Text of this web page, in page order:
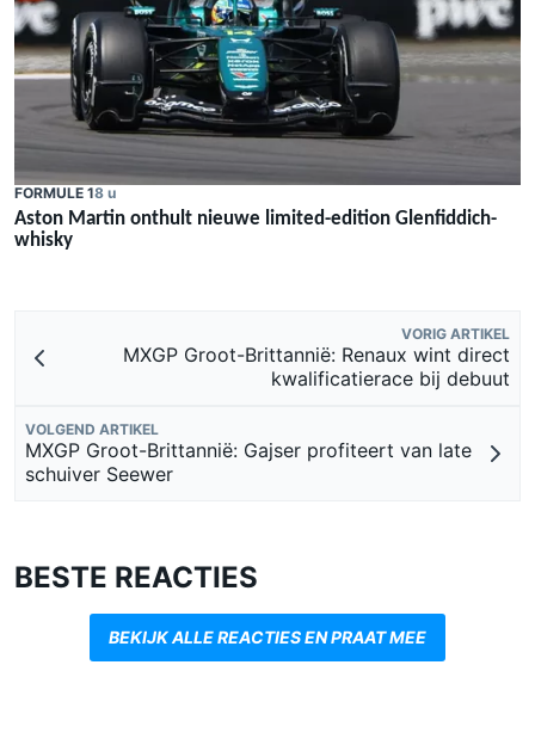
FORMULE 18 u
Aston Martin onthult nieuwe limited-edition Glenfiddich-
whisky
VORIG ARTIKEL
MXGP Groot-Brittannië: Renaux wint direct
kwalificatierace bij debuut
VOLGEND ARTIKEL
MXGP Groot-Brittannië: Gajser profiteert van late
schuiver Seewer
BESTE REACTIES
BEKIJK ALLE REACTIES EN PRAAT MEE